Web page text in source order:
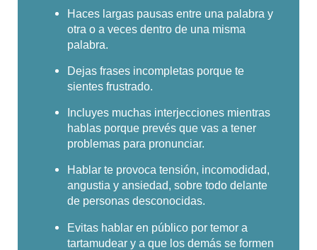
Haces largas pausas entre una palabra y
otra o a veces dentro de una misma
palabra.
Dejas frases incompletas porque te
sientes frustrado.
Incluyes muchas interjecciones mientras
hablas porque prevés que vas a tener
problemas para pronunciar.
Hablar te provoca tensión, incomodidad,
angustia y ansiedad, sobre todo delante
de personas desconocidas.
Evitas hablar en público por temor a
tartamudear y a que los demás se formen